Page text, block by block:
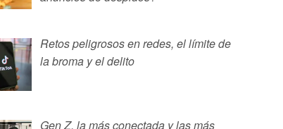
Retos peligrosos en redes, el límite de
la broma y el delito
Gen Z, la más conectada y las más